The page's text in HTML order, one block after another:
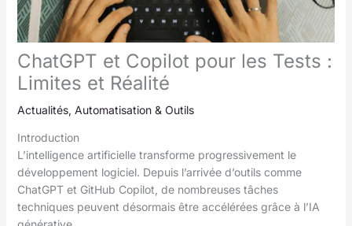
ChatGPT et Copilot pour les Tests :
Limites et Réalité
Actualités, Automatisation & Outils
Introduction
L’intelligence artificielle transforme progressivement le
développement logiciel. Depuis l’arrivée d’outils comme
ChatGPT et GitHub Copilot, de nombreuses tâches
techniques peuvent désormais être accélérées grâce à l’IA